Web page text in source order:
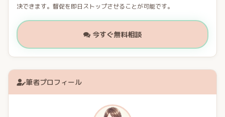
決できます。督促を即日ストップさせることが可能です。
今すぐ無料相談
筆者プロフィール